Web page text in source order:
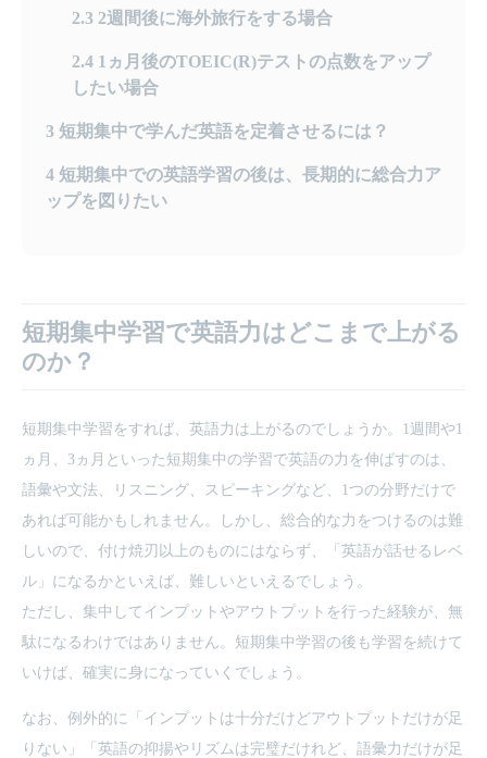
2.3 2週間後に海外旅行をする場合
2.4 1ヵ月後のTOEIC(R)テストの点数をアップ
したい場合
3 短期集中で学んだ英語を定着させるには？
4 短期集中での英語学習の後は、長期的に総合力ア
ップを図りたい
短期集中学習で英語力はどこまで上がる
のか？
短期集中学習をすれば、英語力は上がるのでしょうか。1週間や1
ヵ月、3ヵ月といった短期集中の学習で英語の力を伸ばすのは、
語彙や文法、リスニング、スピーキングなど、1つの分野だけで
あれば可能かもしれません。しかし、総合的な力をつけるのは難
しいので、付け焼刃以上のものにはならず、「英語が話せるレベ
ル」になるかといえば、難しいといえるでしょう。
ただし、集中してインプットやアウトプットを行った経験が、無
駄になるわけではありません。短期集中学習の後も学習を続けて
いけば、確実に身になっていくでしょう。
なお、例外的に「インプットは十分だけどアウトプットだけが足
りない」「英語の抑揚やリズムは完璧だけれど、語彙力だけが足